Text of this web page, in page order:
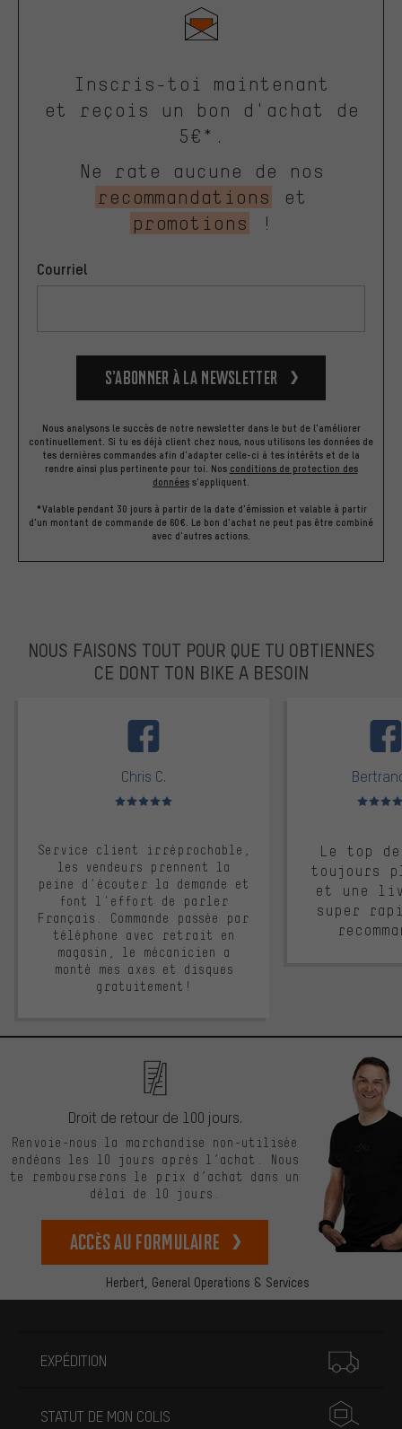
Inscris-toi maintenant
et reçois un bon d'achat de
5€*.
Ne rate aucune de nos
recommandations
et
promotions
!
Courriel
S’abonner à la newsletter
Nous analysons le succès de notre newsletter dans le but de l'améliorer
continuellement. Si tu es déjà client chez nous, nous utilisons les données de
tes dernières commandes afin d'adapter celle-ci à tes intérêts et de la
rendre ainsi plus pertinente pour toi. Nos conditions de protection des
données s'appliquent.
*Valable pendant 30 jours à partir de la date d'émission et valable à partir
d'un montant de commande de 60€. Le bon d'achat ne peut pas être combiné
avec d'autres actions.
NOUS FAISONS TOUT POUR QUE TU OBTIENNES
CE DONT TON BIKE A BESOIN
Chris C.
Note moyenne : 5 sur 5
Service client irréprochable,
les vendeurs prennent la
peine d'écouter la demande et
font l'effort de parler
Français. Commande passée par
téléphone avec retrait en
magasin, le mécanicien a
monté mes axes et disques
gratuitement!
Note
Le top
toujours
et une
super
Herbert, General Operations & Services
Droit de retour de 100 jours.
Renvoie-nous la marchandise non-utilisée
endéans les 10 jours après l’achat. Nous
te rembourserons le prix d’achat dans un
délai de 10 jours.
Accès au formulaire
EXPÉDITION
STATUT DE MON COLIS